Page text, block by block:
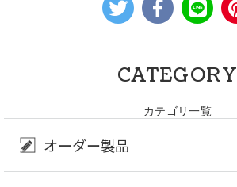
CATEGORY
カテゴリ一覧
オーダー製品